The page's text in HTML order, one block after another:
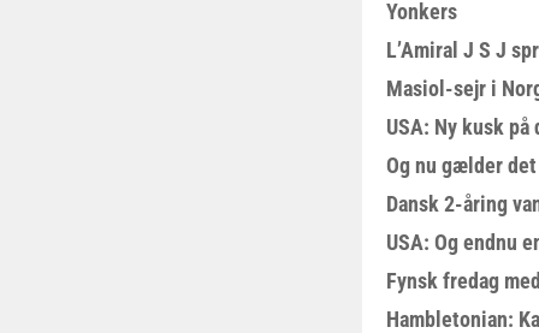
Yonkers
L’Amiral J S J
Masiol-sejr i
USA: Ny kusk på
Og nu gælder
Dansk 2-åring
USA: Og endnu
Fynsk fredag
Hambletonian: